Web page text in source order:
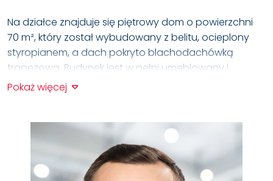
Na działce znajduje się piętrowy dom o powierzchni
70 m², który został wybudowany z belitu, ocieplony
styropianem, a dach pokryto blachodachówką
trapezową. Budynek jest w pełni umeblowany i
gotowy do zamieszkania. Wnętrze domu zostało
co sprawia, że nieruchomość świetnie sprawdzi się
zarówno dla rodziny, jak i jako dom rekreacyjny.
Dodatkowym atutem jest murowany, ocieplony garaż
Pokaż więcej